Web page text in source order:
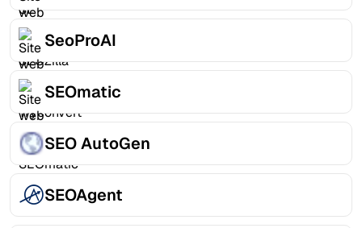
SeoProAI
SEOmatic
SEO AutoGen
SEOAgent